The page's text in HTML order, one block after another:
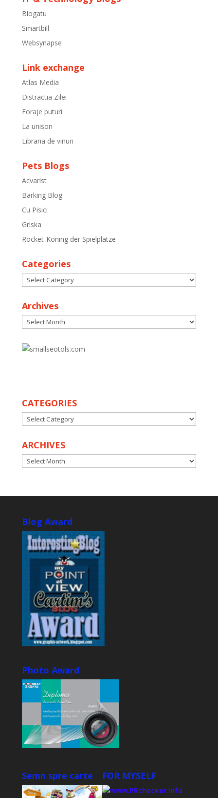
Blogatu
Smartbill
Websynapse
Link exchange
Atlas Media
Distractia Zilei
Foraje puturi
La unison
Libraria de vinuri
Pets Blogs
Acvarist
Barking Blog
Cu Pisici
Griska
Rocket-Koning der Spielplatze
Categories
Categories
Archives
Archives
CATEGORIES
CATEGORIES
ARCHIVES
ARCHIVES
Blog Award
Photo Award
Semn spre carte FOR MYSELF